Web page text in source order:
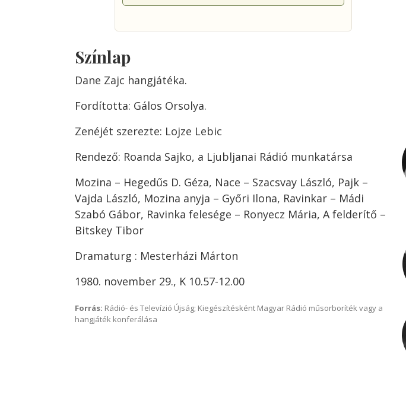
Színlap
Dane Zajc hangjátéka.
Fordította: Gálos Orsolya.
Zenéjét szerezte: Lojze Lebic
Rendező: Roanda Sajko, a Ljubljanai Rádió munkatársa
Mozina – Hegedűs D. Géza, Nace – Szacsvay László, Pajk –
Vajda László, Mozina anyja – Győri Ilona, Ravinkar – Mádi
Szabó Gábor, Ravinka felesége – Ronyecz Mária, A felderítő –
Bitskey Tibor
Dramaturg : Mesterházi Márton
1980. november 29., K 10.57-12.00
Forrás: Rádió- és Televízió Újság; Kiegészítésként Magyar Rádió műsorboríték vagy a
hangjáték konferálása